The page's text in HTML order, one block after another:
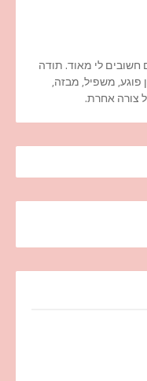
לי מאוד. תודה
פוגע, משפיל, מבזה,
צורה אחרת.